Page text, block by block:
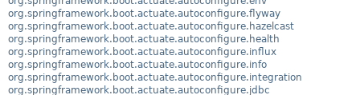
org.springframework.boot.actuate.autoconfigure.flyway
org.springframework.boot.actuate.autoconfigure.hazelcast
org.springframework.boot.actuate.autoconfigure.health
org.springframework.boot.actuate.autoconfigure.influx
org.springframework.boot.actuate.autoconfigure.info
org.springframework.boot.actuate.autoconfigure.integration
org.springframework.boot.actuate.autoconfigure.jdbc